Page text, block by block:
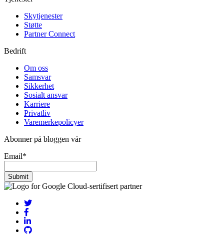
Skytjenester
Støtte
Partner Connect
Bedrift
Om oss
Samsvar
Sikkerhet
Sosialt ansvar
Karriere
Privatliv
Varemerkepolicyer
Abonner på bloggen vår
Email*